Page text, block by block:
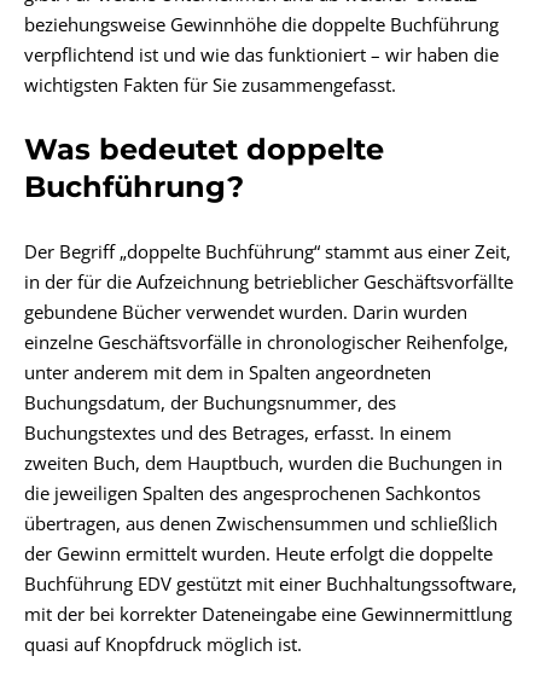
beziehungsweise Gewinnhöhe die doppelte Buchführung
verpflichtend ist und wie das funktioniert – wir haben die
wichtigsten Fakten für Sie zusammengefasst.
Was bedeutet doppelte
Buchführung?
Der Begriff „doppelte Buchführung“ stammt aus einer Zeit,
in der für die Aufzeichnung betrieblicher Geschäftsvorfällte
gebundene Bücher verwendet wurden. Darin wurden
einzelne Geschäftsvorfälle in chronologischer Reihenfolge,
unter anderem mit dem in Spalten angeordneten
Buchungsdatum, der Buchungsnummer, des
Buchungstextes und des Betrages, erfasst. In einem
zweiten Buch, dem Hauptbuch, wurden die Buchungen in
die jeweiligen Spalten des angesprochenen Sachkontos
übertragen, aus denen Zwischensummen und schließlich
der Gewinn ermittelt wurden. Heute erfolgt die doppelte
Buchführung EDV gestützt mit einer Buchhaltungssoftware,
mit der bei korrekter Dateneingabe eine Gewinnermittlung
quasi auf Knopfdruck möglich ist.